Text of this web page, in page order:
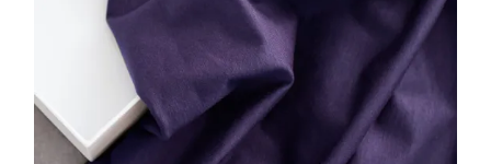
Tips & tricks
Cadeaubon